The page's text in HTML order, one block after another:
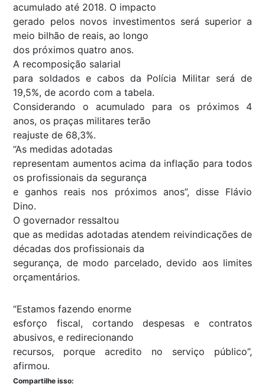
acumulado até 2018. O impacto
gerado pelos novos investimentos será superior a
meio bilhão de reais, ao longo
dos próximos quatro anos.
A recomposição salarial
para soldados e cabos da Polícia Militar será de
19,5%, de acordo com a tabela.
Considerando o acumulado para os próximos 4
anos, os praças militares terão
reajuste de 68,3%.
“As medidas adotadas
representam aumentos acima da inflação para todos
os profissionais da segurança
e ganhos reais nos próximos anos”, disse Flávio
Dino.
O governador ressaltou
que as medidas adotadas atendem reivindicações de
décadas dos profissionais da
segurança, de modo parcelado, devido aos limites
orçamentários.
“Estamos fazendo enorme
esforço fiscal, cortando despesas e contratos
abusivos, e redirecionando
recursos, porque acredito no serviço público”,
afirmou.
Compartilhe isso: